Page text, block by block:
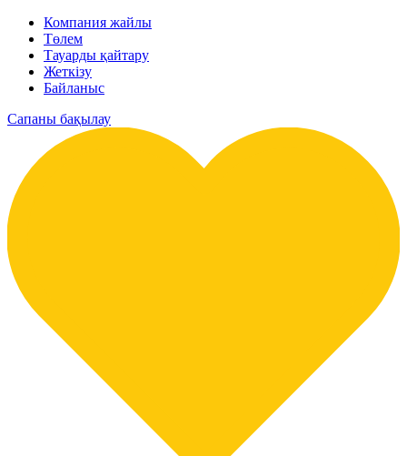
Компания жайлы
Төлем
Тауарды қайтару
Жеткізу
Байланыс
Сапаны бақылау